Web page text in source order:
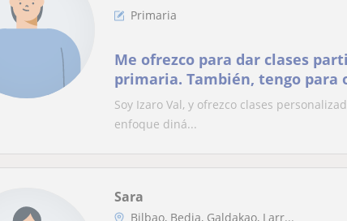
Primaria
Me ofrezco para dar clases
primaria. También, tengo para
con dificultades
Soy Izaro Val, y ofrezco clases
enfoque diná...
Sara
Bilbao, Bedia, Galdakao, Larr...